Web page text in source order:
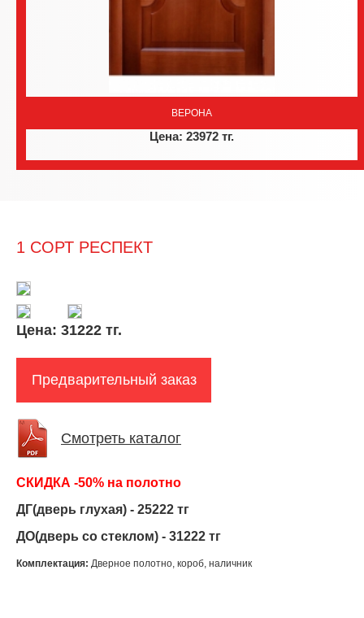
ВЕРОНА
Цена: 23972 тг.
1 СОРТ РЕСПЕКТ
Цена: 31222 тг.
Предварительный заказ
Смотреть каталог
СКИДКА -50% на полотно
ДГ(дверь глухая) - 25222 тг
ДО(дверь со стеклом) - 31222 тг
Комплектация: Дверное полотно, короб, наличник